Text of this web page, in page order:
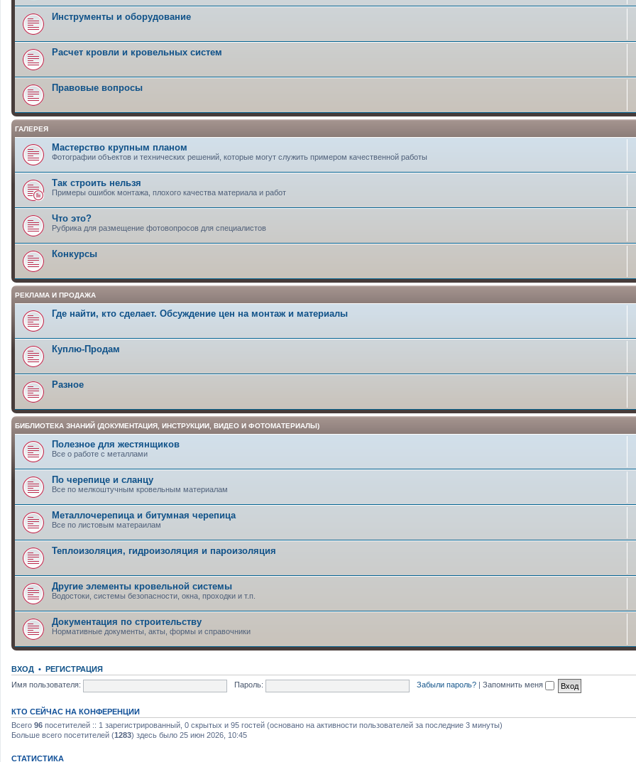
Инструменты и оборудование
Расчет кровли и кровельных систем
Правовые вопросы
ГАЛЕРЕЯ
Мастерство крупным планом
Фотографии объектов и технических решений, которые могут служить примером качественной работы
Так строить нельзя
Примеры ошибок монтажа, плохого качества материала и работ
Что это?
Рубрика для размещение фотовопросов для специалистов
Конкурсы
РЕКЛАМА И ПРОДАЖА
Где найти, кто сделает. Обсуждение цен на монтаж и материалы
Куплю-Продам
Разное
БИБЛИОТЕКА ЗНАНИЙ (ДОКУМЕНТАЦИЯ, ИНСТРУКЦИИ, ВИДЕО И ФОТОМАТЕРИАЛЫ)
Полезное для жестянщиков
Все о работе с металлами
По черепице и сланцу
Все по мелкоштучным кровельным материалам
Металлочерепица и битумная черепица
Все по листовым матераилам
Теплоизоляция, гидроизоляция и пароизоляция
Другие элементы кровельной системы
Водостоки, системы безопасности, окна, проходки и т.п.
Документация по строительству
Нормативные документы, акты, формы и справочники
ВХОД • РЕГИСТРАЦИЯ
Имя пользователя:
Пароль: Забыли пароль? Запомнить меня
КТО СЕЙЧАС НА КОНФЕРЕНЦИИ
Всего 96 посетителей :: 1 зарегистрированный, 0 скрытых и 95 гостей (основано на активности пользователей за последние 3 минуты)
Больше всего посетителей (1283) здесь было 25 июн 2026, 10:45
СТАТИСТИКА